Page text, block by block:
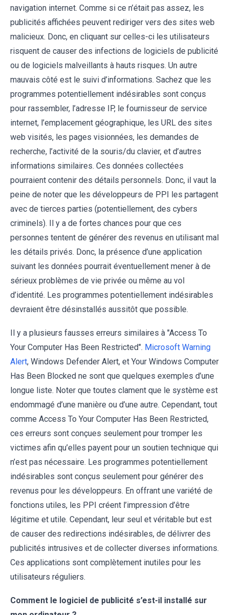
navigation internet. Comme si ce n’était pas assez, les
publicités affichées peuvent rediriger vers des sites web
malicieux. Donc, en cliquant sur celles-ci les utilisateurs
risquent de causer des infections de logiciels de publicité
ou de logiciels malveillants à hauts risques. Un autre
mauvais côté est le suivi d’informations. Sachez que les
programmes potentiellement indésirables sont conçus
pour rassembler, l’adresse IP, le fournisseur de service
internet, l’emplacement géographique, les URL des sites
web visités, les pages visionnées, les demandes de
recherche, l’activité de la souris/du clavier, et d’autres
informations similaires. Ces données collectées
pourraient contenir des détails personnels. Donc, il vaut la
peine de noter que les développeurs de PPI les partagent
avec de tierces parties (potentiellement, des cybers
criminels). Il y a de fortes chances pour que ces
personnes tentent de générer des revenus en utilisant mal
les détails privés. Donc, la présence d’une application
suivant les données pourrait éventuellement mener à de
sérieux problèmes de vie privée ou même au vol
d’identité. Les programmes potentiellement indésirables
devraient être désinstallés aussitôt que possible.
Il y a plusieurs fausses erreurs similaires à "Access To
Your Computer Has Been Restricted". Microsoft Warning
Alert, Windows Defender Alert, et Your Windows Computer
Has Been Blocked ne sont que quelques exemples d’une
longue liste. Noter que toutes clament que le système est
endommagé d’une manière ou d’une autre. Cependant, tout
comme Access To Your Computer Has Been Restricted,
ces erreurs sont conçues seulement pour tromper les
victimes afin qu’elles payent pour un soutien technique qui
n’est pas nécessaire. Les programmes potentiellement
indésirables sont conçus seulement pour générer des
revenus pour les développeurs. En offrant une variété de
fonctions utiles, les PPI créent l’impression d’être
légitime et utile. Cependant, leur seul et véritable but est
de causer des redirections indésirables, de délivrer des
publicités intrusives et de collecter diverses informations.
Ces applications sont complètement inutiles pour les
utilisateurs réguliers.
Comment le logiciel de publicité s’est-il installé sur